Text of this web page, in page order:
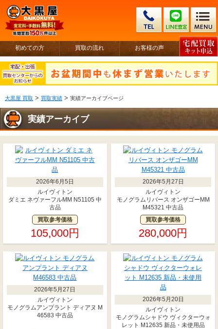
初めての方 買取の流れ お客様の声
大黒屋 買取 > 買取実績 > 実績アーカイブページ
実績アーカイブ
2026年6月5日
ルイヴィトン
ダミエ ネヴァーフルMM N51105 中
古品
買取参考価格
105,000円
2026年5月27日
ルイヴィトン
モノグラムリバース オンザゴーMM
M45321 中古品
買取参考価格
280,000円
2026年5月27日
ルイヴィトン
モノグラムアンプラント ディアヌ M
46583 中古品
2026年5月20日
ルイヴィトン
モノグラムシャドウ ヴィクターウォ
レット M12635 新品・未使用品